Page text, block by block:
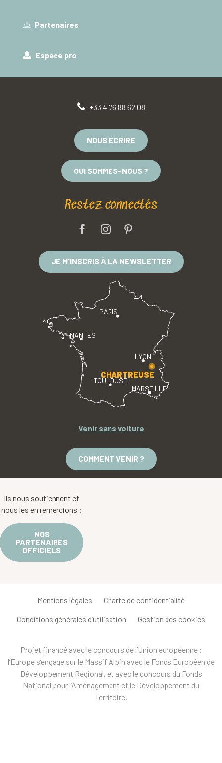
Partenaires
Espace pro
+33 4 76 88 62 08
NOUS ÉCRIRE
QUI SOMMES-NOUS ?
Restez connectés
JE M'INSCRIS À LA NEWSLETTER
PARIS
LYON
TOULOUSE
MARSEILLE
NANTES
CHARTREUSE
Venir sans voiture
COMMENT VENIR ?
Ils nous soutiennent et
nous les en remercions :
NOS
PARTENAIRES
OFFICIELS
Mentions légales Charte de confidentialité
Conditions générales d’utilisation Gestion des cookies
Projet financé avec le concours de l’Union européenne :
l’Europe s’engage sur le Massif Alpin avec le Fonds Européen de
Développement Régional, et avec le concours du Fonds
National pour l’Aménagement et le Développement du
Territoire.